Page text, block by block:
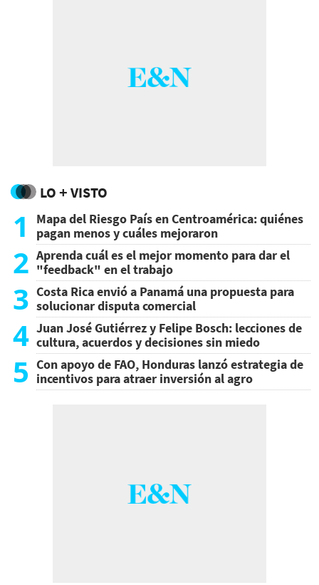
LO + VISTO
1
Mapa del Riesgo País en Centroamérica: quiénes
pagan menos y cuáles mejoraron
2 Aprenda cuál es el mejor momento para dar el
"feedback" en el trabajo
3 Costa Rica envió a Panamá una propuesta para
solucionar disputa comercial
4 Juan José Gutiérrez y Felipe Bosch: lecciones de
cultura, acuerdos y decisiones sin miedo
5 Con apoyo de FAO, Honduras lanzó estrategia de
incentivos para atraer inversión al agro